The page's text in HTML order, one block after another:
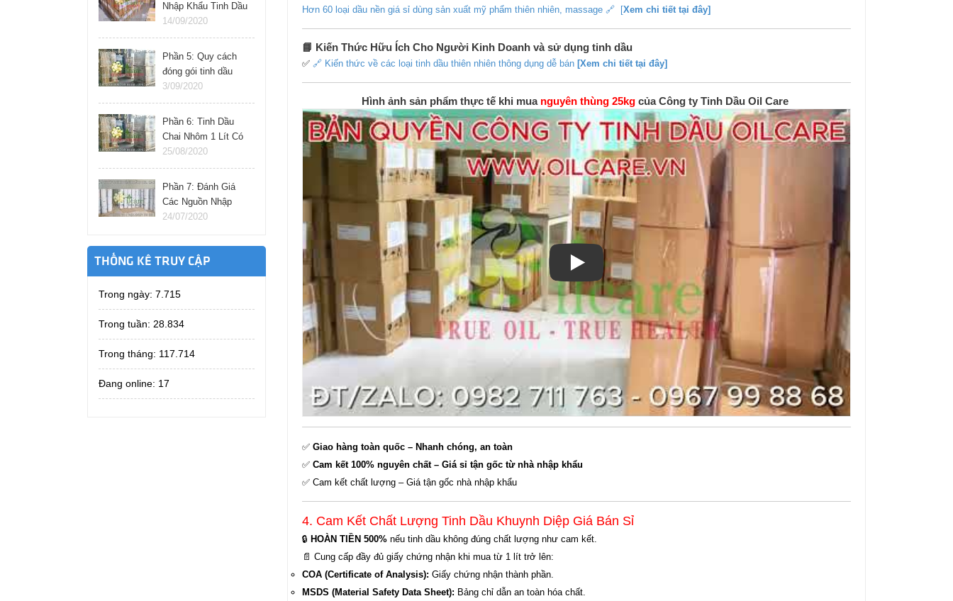
Nhập Khẩu Tinh Dầu
Thiên Nhiên Cần
Chuẩn Bị Gì?
14/09/2020
Phần 5: Quy cách
đóng gói tinh dầu
nhập khẩu từ ấn độ,
pháp, đức, ý.
3/09/2020
Phần 6: Tinh Dầu
Chai Nhôm 1 Lít Có
Nhập Khẩu Trực
Tiếp Được Không?
25/08/2020
Phần 7: Đánh Giá
Các Nguồn Nhập
Tinh Dầu Giá Sỉ Tại
24/07/2020
THỐNG KÊ TRUY CẬP
Trong ngày: 7.715
Trong tuần: 28.834
Trong tháng: 117.714
Đang online: 17
Hơn 60 loại dầu nền giá sỉ dùng sản xuất mỹ phẩm thiên nhiên, massage 🔗 [Xem chi tiết tại đây]
📘 Kiến Thức Hữu Ích Cho Người Kinh Doanh và sử dụng tinh dầu
✅ 🔗 Kiến thức về các loại tinh dầu thiên nhiên thông dụng dễ bán [Xem chi tiết tại đây]
Hình ảnh sản phẩm thực tế khi mua nguyên thùng 25kg của Công ty Tinh Dầu Oil Care
✅ Giao hàng toàn quốc – Nhanh chóng, an toàn
✅ Cam kết 100% nguyên chất – Giá sỉ tận gốc từ nhà nhập khẩu
✅ Cam kết chất lượng – Giá tận gốc nhà nhập khẩu
4. Cam Kết Chất Lượng Tinh Dầu Khuynh Diệp Giá Bán Sỉ
🔒 HOÀN TIỀN 500% nếu tinh dầu không đúng chất lượng như cam kết.
📄 Cung cấp đầy đủ giấy chứng nhận khi mua từ 1 lít trở lên:
COA (Certificate of Analysis): Giấy chứng nhận thành phần.
MSDS (Material Safety Data Sheet): Bảng chỉ dẫn an toàn hóa chất.